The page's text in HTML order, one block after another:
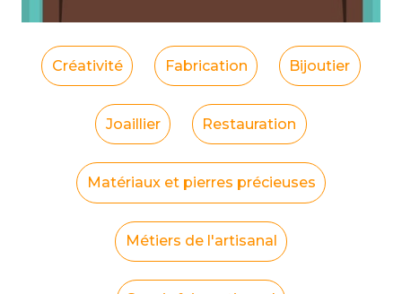
Créativité Fabrication Bijoutier
Joaillier Restauration
Matériaux et pierres précieuses
Métiers de l'artisanal